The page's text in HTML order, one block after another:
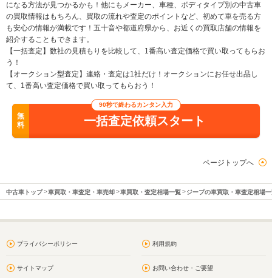
になる方法が見つかるかも！他にもメーカー、車種、ボディタイプ別の中古車
の買取情報はもちろん、買取の流れや査定のポイントなど、初めて車を売る方
も安心の情報が満載です！五十音や都道府県から、お近くの買取店舗の情報を
紹介することもできます。
【一括査定】数社の見積もりを比較して、1番高い査定価格で買い取ってもらお
う！
【オークション型査定】連絡・査定は1社だけ！オークションにお任せ出品し
て、1番高い査定価格で買い取ってもらおう！
無
料
90秒で終わるカンタン入力
一括査定依頼スタート
ページトップへ
中古車トップ 車買取・車査定・車売却 車買取・査定相場一覧 ジープの車買取・車査定相場
プライバシーポリシー 利用規約
サイトマップ お問い合わせ・ご要望